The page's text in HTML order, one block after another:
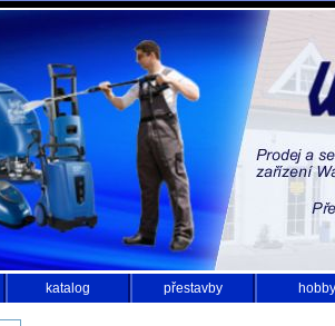
katalog přestavby hobby